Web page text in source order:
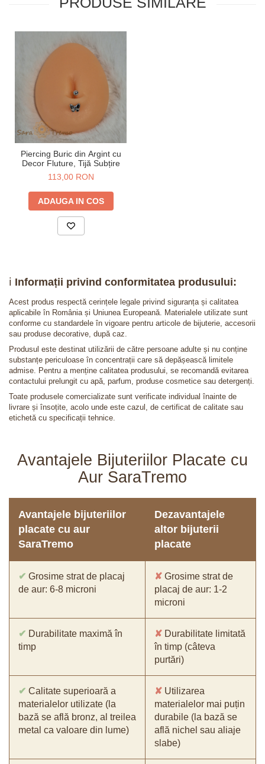
Piercing Buric din Argint cu
Decor Fluture, Tijă Subțire
113,00 RON
ADAUGA IN COS
ℹ️ Informații privind conformitatea produsului:
Acest produs respectă cerințele legale privind siguranța și calitatea
aplicabile în România și Uniunea Europeană. Materialele utilizate sunt
conforme cu standardele în vigoare pentru articole de bijuterie, accesorii
sau produse decorative, după caz.
Produsul este destinat utilizării de către persoane adulte și nu conține
substanțe periculoase în concentrații care să depășească limitele
admise. Pentru a menține calitatea produsului, se recomandă evitarea
contactului prelungit cu apă, parfum, produse cosmetice sau detergenți.
Toate produsele comercializate sunt verificate individual înainte de
livrare și însoțite, acolo unde este cazul, de certificat de calitate sau
etichetă cu specificații tehnice.
Avantajele Bijuteriilor Placate cu
Aur SaraTremo
Avantajele bijuteriilor
placate cu aur
SaraTremo
Dezavantajele
altor bijuterii
placate
✔ Grosime strat de placaj
de aur: 6-8 microni
✘ Grosime strat de
placaj de aur: 1-2
microni
✔ Durabilitate maximă în
timp
✘ Durabilitate limitată
în timp (câteva
purtări)
✔ Calitate superioară a
materialelor utilizate (la
bază se află bronz, al treilea
metal ca valoare din lume)
✘ Utilizarea
materialelor mai puțin
durabile (la bază se
află nichel sau aliaje
slabe)